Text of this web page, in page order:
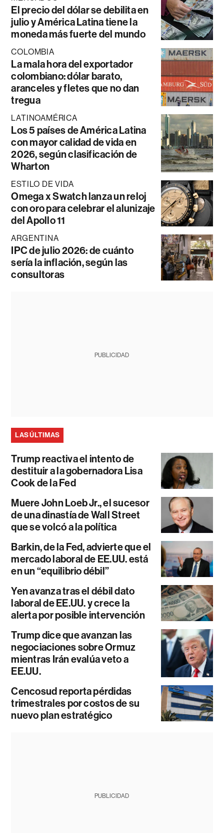
El precio del dólar se debilita en
julio y América Latina tiene la
moneda más fuerte del mundo
COLOMBIA
La mala hora del exportador
colombiano: dólar barato,
aranceles y fletes que no dan
tregua
LATINOAMÉRICA
Los 5 países de América Latina
con mayor calidad de vida en
2026, según clasificación de
Wharton
ESTILO DE VIDA
Omega x Swatch lanza un reloj
con oro para celebrar el alunizaje
del Apollo 11
ARGENTINA
IPC de julio 2026: de cuánto
sería la inflación, según las
consultoras
PUBLICIDAD
LAS ÚLTIMAS
Trump reactiva el intento de
destituir a la gobernadora Lisa
Cook de la Fed
Muere John Loeb Jr., el sucesor
de una dinastía de Wall Street
que se volcó a la política
Barkin, de la Fed, advierte que el
mercado laboral de EE.UU. está
en un “equilibrio débil”
Yen avanza tras el débil dato
laboral de EE.UU. y crece la
alerta por posible intervención
Trump dice que avanzan las
negociaciones sobre Ormuz
mientras Irán evalúa veto a
EE.UU.
Cencosud reporta pérdidas
trimestrales por costos de su
nuevo plan estratégico
PUBLICIDAD